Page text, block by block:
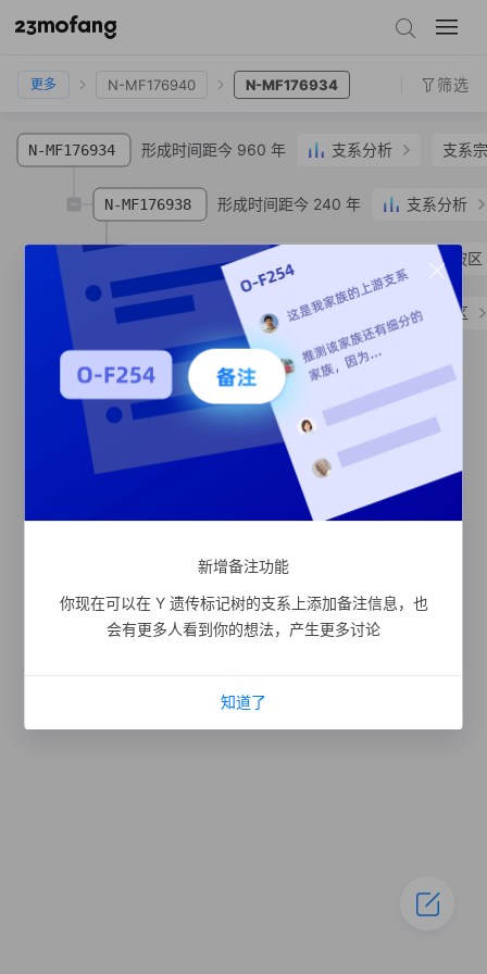
N-SK1508
更多 N-MF176940 N-MF176934 筛选
N-MF176934 形成时间距今 960 年 支系分析 支系
N-MF176938 形成时间距今 240 年 支系分析
N-MF176954 四川省 眉山市 东坡区
N-TY47707 谢**汉族四川省 眉山市 东坡区
新增备注功能
你现在可以在 Y 遗传标记树的支系上添加备注信息，也
会有更多人看到你的想法，产生更多讨论
知道了